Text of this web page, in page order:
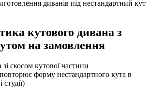
диванів під нестандартний кут
кутового дивана з
на замовлення
скосом кутової частини
форму нестандартного кута в
студії)